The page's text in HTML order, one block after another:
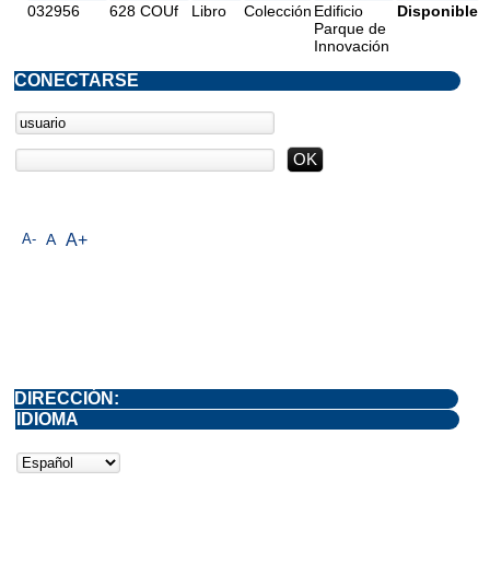
032956 628 COUf Libro Colección Edificio
Parque de
Innovación
Disponible
A- A A+
CONECTARSE
DIRECCIÓN:
IDIOMA